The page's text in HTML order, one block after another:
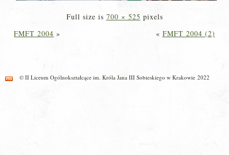
Full size is 700 × 525 pixels
FMFT 2004 » « FMFT 2004 (2)
© II Liceum Ogólnokształcące im. Króla Jana III Sobieskiego w Krakowie 2022